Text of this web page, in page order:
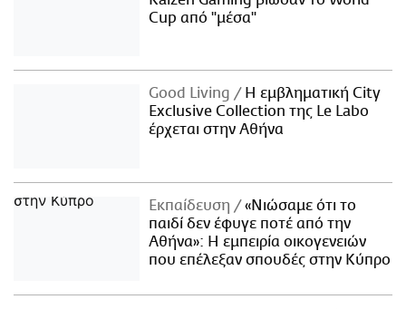
Cup από "μέσα"
Good Living
Η εμβληματική City
Exclusive Collection της Le Labo
έρχεται στην Αθήνα
Εκπαίδευση
«Νιώσαμε ότι το
παιδί δεν έφυγε ποτέ από την
Αθήνα»: Η εμπειρία οικογενειών
που επέλεξαν σπουδές στην Κύπρο